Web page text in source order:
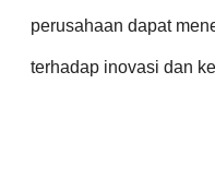
perusahaan dapat
terhadap inovasi dan